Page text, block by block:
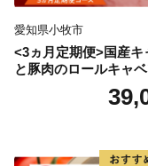
愛知県小牧市
<3ヵ月定期便>国産キ
と豚肉のロールキャベ